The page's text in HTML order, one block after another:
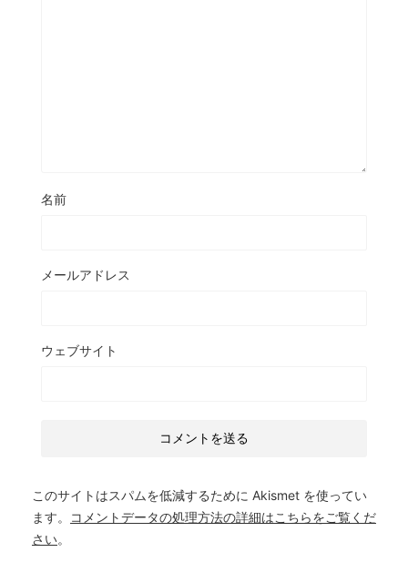
名前
メールアドレス
ウェブサイト
このサイトはスパムを低減するために Akismet を使ってい
ます。
コメントデータの処理方法の詳細はこちらをご覧くだ
さい。